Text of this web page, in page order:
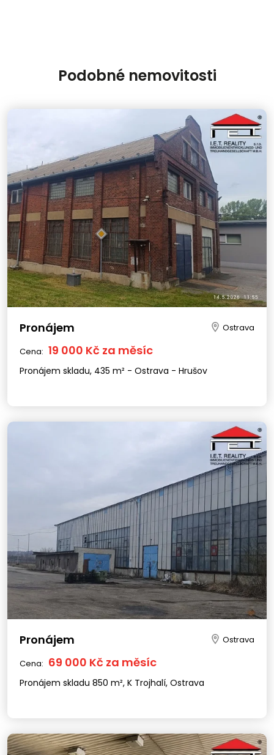
Podobné nemovitosti
Pronájem Ostrava
Cena: 19 000 Kč za měsíc
Pronájem skladu, 435 m² - Ostrava - Hrušov
Pronájem Ostrava
Cena: 69 000 Kč za měsíc
Pronájem skladu 850 m², K Trojhalí, Ostrava